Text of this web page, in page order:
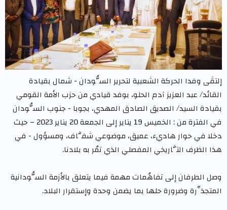
إلتقَى وفدا الحركة الشعبية لتحرير السُّودان - شمال بقيادة
القائد/ عبد العزيز آدم الحلو، بوفد قيادي من حزب الأمة القومي
بقيادة السيد/ الصديق الصادق المهدي، بجوبا - جنوب السُّودان
في الفترة من : الخميس 19 يناير إلى الجمعة 20 يناير 2023 – حيث
دخلا في حوار هاديء، عميق، موضوعي شفَّاف، ومسؤول - في
هذا الظرف التَّاريخي المفصلي الذي تمُر به بلادنا.
وصل الطرفان إلى تفاهُمات مهمة فيما يتعلق بالأزمة السُّودانية
المتجذِّرة وضرورة حلها بما يضمن وحدة وإستقرار البلاد.